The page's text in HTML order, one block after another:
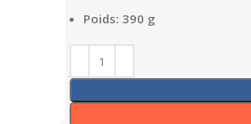
Poids: 390 g